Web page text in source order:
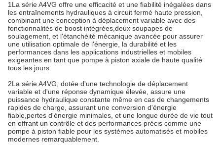
1La série A4VG offre une efficacité et une fiabilité inégalées dans
les entraînements hydrauliques à circuit fermé haute pression,
combinant une conception à déplacement variable avec des
fonctionnalités de boost intégrées,deux soupapes de
soulagement, et l'étanchéité mécanique avancée pour assurer
une utilisation optimale de l'énergie, la durabilité et les
performances dans les applications industrielles et mobiles
exigeantes en tant que pompe à piston axiale de haute qualité
tous les jours.
2La série A4VG, dotée d'une technologie de déplacement
variable et d'une réponse dynamique élevée, assure une
puissance hydraulique constante même en cas de changements
rapides de charge, assurant une conversion d'énergie
fiable,pertes d'énergie minimales, et une longue durée de vie tout
en offrant un contrôle et des performances précis comme une
pompe à piston fiable pour les systèmes automatisés et mobiles
modernes remarquablement.